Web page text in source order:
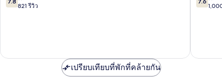
ลัง
จาก821 รีวิว
เก
จาก
เปรียบเทียบที่พักที่คล้ายกัน